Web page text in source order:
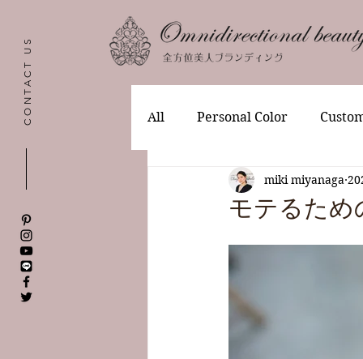
CONTACT US All Personal Color
モテるため
miki miyanaga